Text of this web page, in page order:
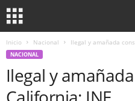
Inicio Nacional Ilegal y amañada
NACIONAL
Ilegal y